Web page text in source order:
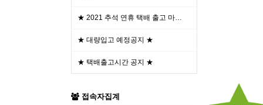
★ 2021 추석 연휴 택배 출고 마…
★ 대량입고 예정공지 ★
★ 택배출고시간 공지 ★
접속자집계